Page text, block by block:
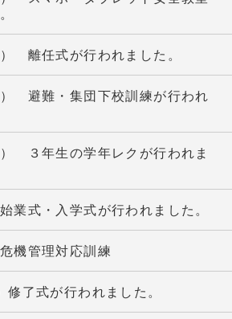
離任式が行われました。
避難・集団下校訓練が行われ
３年生の学年レクが行われま
業式・入学式が行われました。
機管理対応訓練
修了式が行われました。